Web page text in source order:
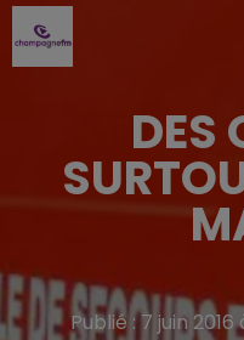
DES
Publié : 7 juin